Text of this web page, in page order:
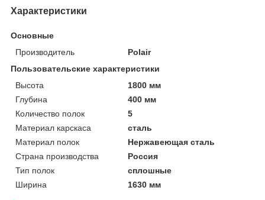
Характеристики
Основные
Производитель
Polair
Пользовательские характеристики
Высота
1800 мм
Глубина
400 мм
Количество полок
5
Материал карскаса
сталь
Материал полок
Нержавеющая сталь
Страна производства
Россия
Тип полок
сплошные
Ширина
1630 мм